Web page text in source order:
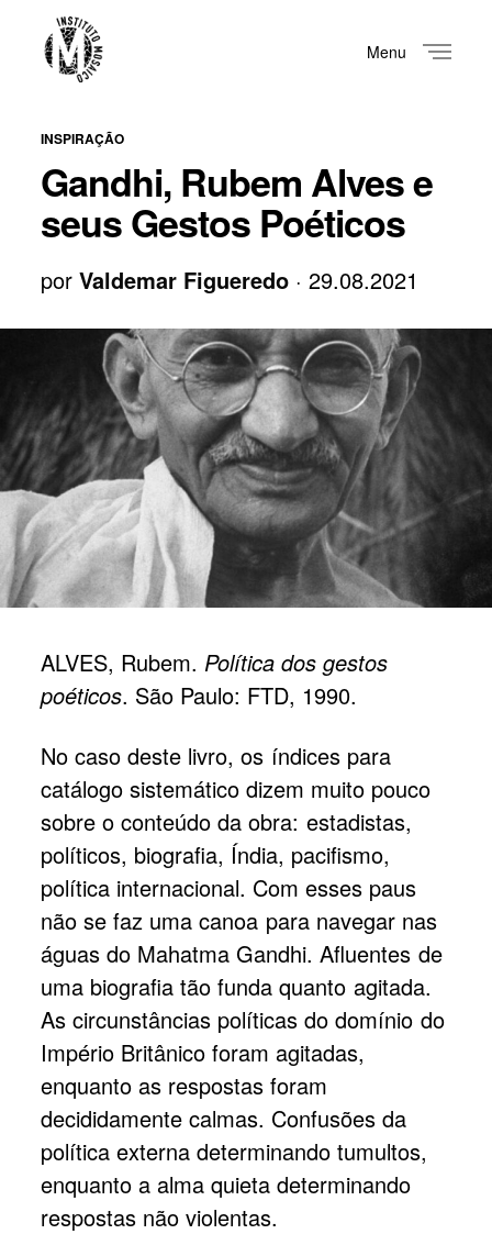
Menu
INSPIRAÇÃO
Gandhi, Rubem Alves e
seus Gestos Poéticos
porValdemar Figueredo · 29.08.2021
ALVES, Rubem. Política dos gestos
poéticos. São Paulo: FTD, 1990.
No caso deste livro, os índices para
catálogo sistemático dizem muito pouco
sobre o conteúdo da obra: estadistas,
políticos, biografia, Índia, pacifismo,
política internacional. Com esses paus
não se faz uma canoa para navegar nas
águas do Mahatma Gandhi. Afluentes de
uma biografia tão funda quanto agitada.
As circunstâncias políticas do domínio do
Império Britânico foram agitadas,
enquanto as respostas foram
decididamente calmas. Confusões da
política externa determinando tumultos,
enquanto a alma quieta determinando
respostas não violentas.